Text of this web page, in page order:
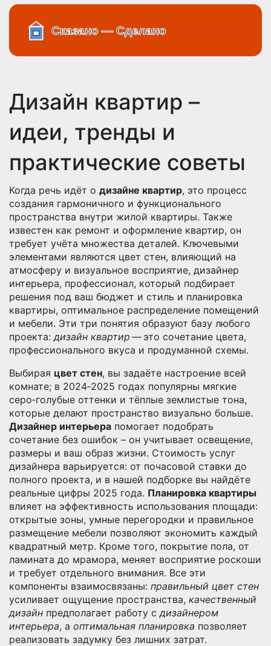
Дизайн квартир –
идеи, тренды и
практические советы
Когда речь идёт о дизайне квартир, это процесс
создания гармоничного и функционального
пространства внутри жилой квартиры. Также
известен как ремонт и оформление квартир, он
требует учёта множества деталей. Ключевыми
элементами являются цвет стен, влияющий на
атмосферу и визуальное восприятие, дизайнер
интерьера, профессионал, который подбирает
решения под ваш бюджет и стиль и планировка
квартиры, оптимальное распределение помещений
и мебели. Эти три понятия образуют базу любого
проекта: дизайн квартир — это сочетание цвета,
профессионального вкуса и продуманной схемы.
Выбирая цвет стен, вы задаёте настроение всей
комнате; в 2024‑2025 годах популярны мягкие
серо‑голубые оттенки и тёплые землистые тона,
которые делают пространство визуально больше.
Дизайнер интерьера помогает подобрать
сочетание без ошибок – он учитывает освещение,
размеры и ваш образ жизни. Стоимость услуг
дизайнера варьируется: от почасовой ставки до
полного проекта, и в нашей подборке вы найдёте
реальные цифры 2025 года. Планировка квартиры
влияет на эффективность использования площади:
открытые зоны, умные перегородки и правильное
размещение мебели позволяют экономить каждый
квадратный метр. Кроме того, покрытие пола, от
ламината до мрамора, меняет восприятие роскоши
и требует отдельного внимания. Все эти
компоненты взаимосвязаны: правильный цвет стен
усиливает ощущение пространства, качественный
дизайн предполагает работу с дизайнером
интерьера, а оптимальная планировка позволяет
реализовать задумку без лишних затрат.